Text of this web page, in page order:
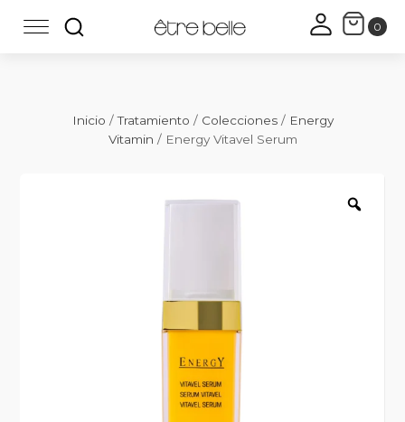
Inicio /Tratamiento / Colecciones/ Energy
Vitamin / Energy Vitavel Serum